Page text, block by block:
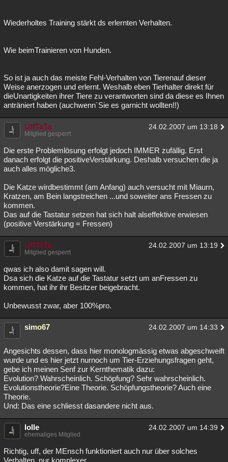
Wiederholtes Training stärkt ds erlernten Verhalten.
Wie beimTrainieren von Hunden.
So ist ja auch das meiste Fehl-Verhalten von Tierenauf dieser
Weise anerzogen und erlernt. Weshalb eben Tierhalter direkt für
dieUnartigkeiten ihrer Tiere zu verantworten sind da diese es Ihnen
anträniert haben (auchwenn´Sie es garnicht wollten!!)
UffTaTa 24.02.2007 um 13:18
Mitglied gesperrt
Die erste Problemlösung erfolgt jedoch IMMER zufällig. Erst
danach erfolgt die positiveVerstärkung. Deshalb versuchen die ja
auch alles mögliche3.
Die Katze wirdbestimmt (am Anfang) auch versucht mit Miaurn,
Kratzen, am Bein langstreichen ...und soweiter ans Fressen zu
kommen.
Das auf die Tastatur setzen hat sich halt alseffektive erwiesen
(positive Verstärkung = Fressen)
UffTaTa 24.02.2007 um 13:19
Mitglied gesperrt
qwas ich also damit sagen will.
Dsa sich die Katze auf die Tastatur setzt um anFressen zu
kommen, hat ihr ihr Besitzer beigebracht.
Unbewusst zwar, aber 100%pro.
simo67 24.02.2007 um 14:33
Angesichts dessen, dass hier monologmässig etwas abgeschweift
wurde und es hier jetzt nurnoch um Tier-Erziehungsfragen geht,
gebe ich meinen Senf zur Kernthematik dazu:
Evolution? Wahrscheinlich. Schöpfung? Sehr wahrscheinlich.
Evolutionstheorie?Eine Theorie. Schöpfungstheorie? Auch eine
Theorie.
Und: Das eine schliesst dasandere nicht aus.
lolle 24.02.2007 um 14:39
ehemaliges Mitglied
Richtig, uff, der MEnsch funktioniert auch nur über solches
Verhalten, nur komplexer.